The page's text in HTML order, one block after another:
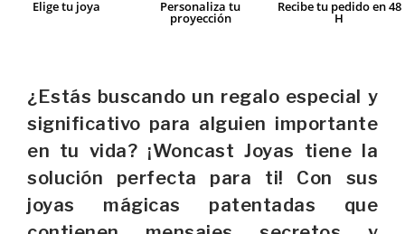
Elige tu joya Personaliza tu
proyección
Recibe tu pedido en 48
H
¿Estás buscando un regalo especial y
significativo para alguien importante
en tu vida? ¡Woncast Joyas tiene la
solución perfecta para ti! Con sus
joyas mágicas patentadas que